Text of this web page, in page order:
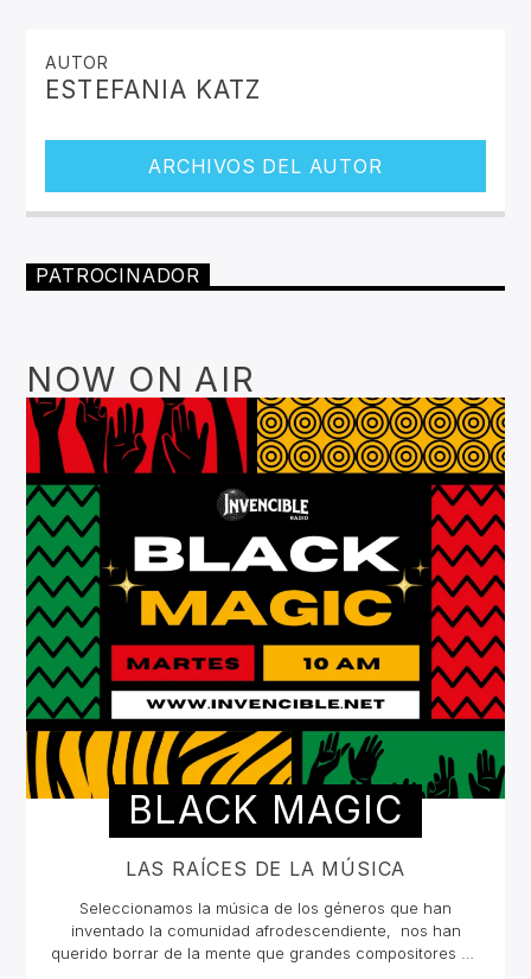
AUTOR
ESTEFANIA KATZ
ARCHIVOS DEL AUTOR
PATROCINADOR
NOW ON AIR
BLACK MAGIC
LAS RAÍCES DE LA MÚSICA
Seleccionamos la música de los géneros que han
inventado la comunidad afrodescendiente, nos han
querido borrar de la mente que grandes compositores en